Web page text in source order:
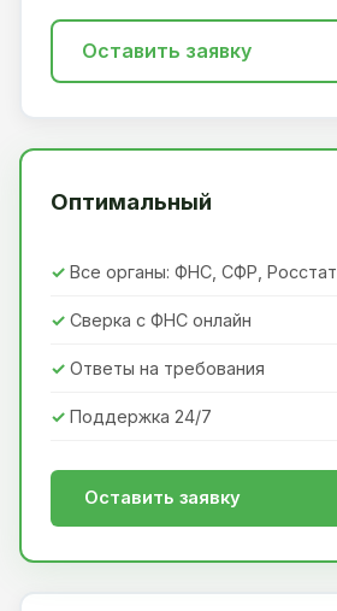
Оставить заявку
Оптимальный
Все органы: ФНС, СФР, Росстат
Сверка с ФНС онлайн
Ответы на требования
Поддержка 24/7
Оставить заявку